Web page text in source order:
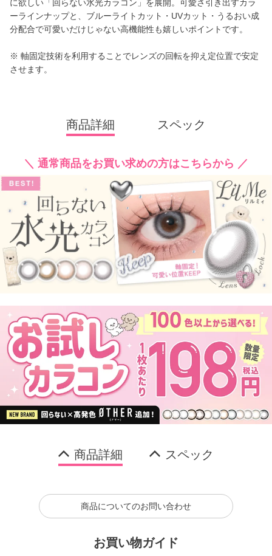
に欲しい「回らない水光カラコン」を展開。可愛さ引き出すカラ
ーラインナップと、ブルーライトカット・UVカット・うるおい成
分配合で可愛いだけじゃない高機能性も嬉しいポイントです。
※ 軸固定技術を利用することでレンズの回転を抑え定位置で安定
させます。
商品詳細 スペック
＼ 通常商品をお買い求めの方はこちらから ／
商品詳細 スペック
商品についてのお問い合わせ
お買い物ガイド